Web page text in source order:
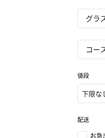
値段
配送
お急